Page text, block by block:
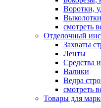
Воротки,
Выколотки
смотреть
Отделочный
Захваты
Ленты
Средства
Валики
Ведра
смотреть
Товары для